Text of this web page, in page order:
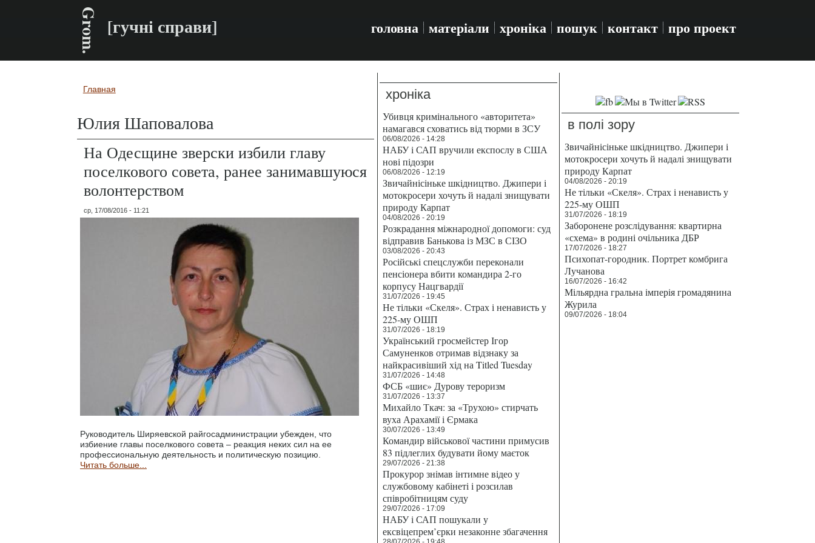
Grom. [гучні справи] головна матеріали хроніка пошук контакт про проект
Вы здесь
Главная
Юлия Шаповалова
На Одесщине зверски избили главу
поселкового совета, ранее занимавшуюся
волонтерством
ср, 17/08/2016 - 11:21
Руководитель Ширяевской райгосадминистрации убежден, что
избиение главы поселкового совета – реакция неких сил на ее
профессиональную деятельность и политическую позицию.
Читать больше...
хроніка
Убивця кримінального «авторитета»
намагався сховатись від тюрми в ЗСУ
06/08/2026 - 14:28
НАБУ і САП вручили експослу в США
нові підозри
06/08/2026 - 12:19
Звичайнісіньке шкідництво. Джипери і
мотокросери хочуть й надалі знищувати
природу Карпат
04/08/2026 - 20:19
Розкрадання міжнародної допомоги: суд
відправив Банькова із МЗС в СІЗО
03/08/2026 - 20:43
Російські спецслужби переконали
пенсіонера вбити командира 2-го
корпусу Нацгвардії
31/07/2026 - 19:45
Не тільки «Скеля». Страх і ненависть у
225-му ОШП
31/07/2026 - 18:19
Український гросмейстер Ігор
Самуненков отримав відзнаку за
найкрасивіший хід на Titled Tuesday
31/07/2026 - 14:48
ФСБ «шиє» Дурову тероризм
31/07/2026 - 13:37
Михайло Ткач: за «Трухою» стирчать
вуха Арахамії і Єрмака
30/07/2026 - 13:49
Командир військової частини примусив
83 підлеглих будувати йому маєток
29/07/2026 - 21:38
Прокурор знімав інтимне відео у
службовому кабінеті і розсилав
співробітницям суду
29/07/2026 - 17:09
НАБУ і САП пошукали у
ексвіцепрем’єрки незаконне збагачення
в полі зору
Звичайнісіньке шкідництво. Джипери і
мотокросери хочуть й надалі знищувати
природу Карпат
04/08/2026 - 20:19
Не тільки «Скеля». Страх і ненависть у
225-му ОШП
31/07/2026 - 18:19
Заборонене розслідування: квартирна
«схема» в родині очільника ДБР
17/07/2026 - 18:27
Психопат-городник. Портрет комбрига
Лучанова
16/07/2026 - 16:42
Мільярдна гральна імперія громадянина
Журила
09/07/2026 - 18:04